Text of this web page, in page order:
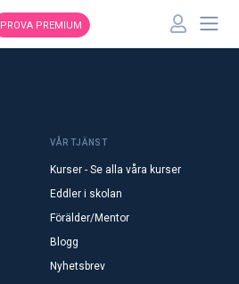
PROVA PREMIUM
VÅR TJÄNST
Kurser - Se alla våra kurser
Eddler i skolan
Förälder/Mentor
Blogg
Nyhetsbrev